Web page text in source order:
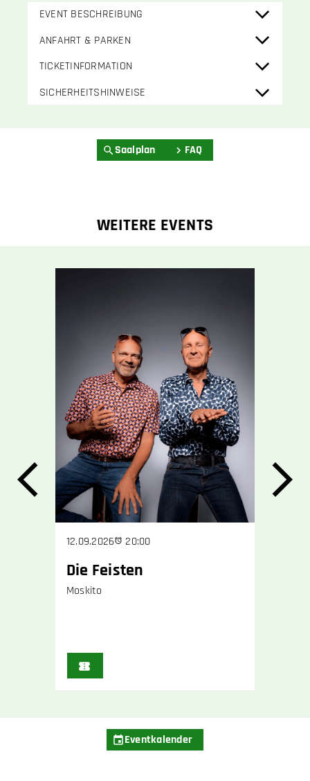
EVENT BESCHREIBUNG
ANFAHRT & PARKEN
TICKETINFORMATION
SICHERHEITSHINWEISE
Saalplan FAQ
WEITERE EVENTS
12.09.2026 20:00
Die Feisten
Moskito
Eventkalender